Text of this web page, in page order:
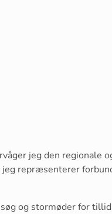
jeg den regionale
repræsenterer
og stormøder for